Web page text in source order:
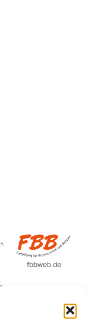
fbbweb.de